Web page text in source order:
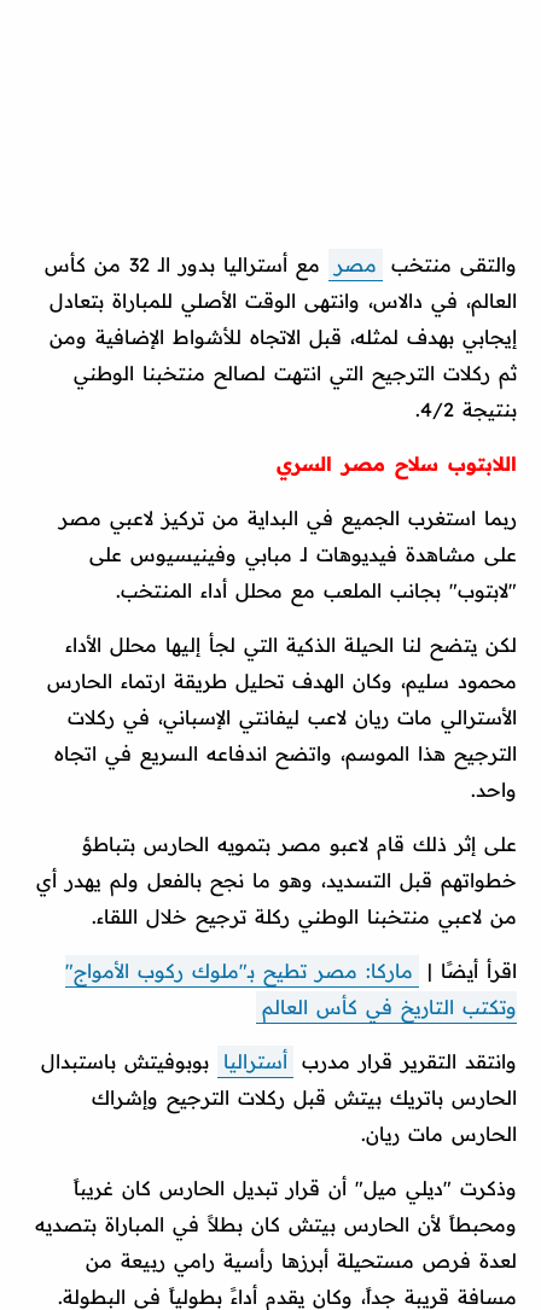
والتقى منتخب مصر
مع أستراليا بدور الـ 32 من كأس
العالم، في دالاس، وانتهى الوقت الأصلي للمباراة بتعادل
إيجابي بهدف لمثله، قبل الاتجاه للأشواط الإضافية ومن
ثم ركلات الترجيح التي انتهت لصالح منتخبنا الوطني
بنتيجة 4/2.
اللابتوب سلاح مصر السري
ربما استغرب الجميع في البداية من تركيز لاعبي مصر
على مشاهدة فيديوهات لـ مبابي وفينيسيوس على
"لابتوب" بجانب الملعب مع محلل أداء المنتخب.
لكن يتضح لنا الحيلة الذكية التي لجأ إليها محلل الأداء
محمود سليم، وكان الهدف تحليل طريقة ارتماء الحارس
الأسترالي مات ريان لاعب ليفانتي الإسباني، في ركلات
الترجيح هذا الموسم، واتضح اندفاعه السريع في اتجاه
واحد.
على إثر ذلك قام لاعبو مصر بتمويه الحارس بتباطؤ
خطواتهم قبل التسديد، وهو ما نجح بالفعل ولم يهدر أي
من لاعبي منتخبنا الوطني ركلة ترجيح خلال اللقاء.
اقرأ أيضًا |
ماركا: مصر تطيح بـ"ملوك ركوب الأمواج"
وتكتب التاريخ في كأس العالم
وانتقد التقرير قرار مدرب أستراليا
بوبوفيتش باستبدال
الحارس باتريك بيتش قبل ركلات الترجيح وإشراك
الحارس مات ريان.
وذكرت "ديلي ميل" أن قرار تبديل الحارس كان غريباً
ومحبطاً لأن الحارس بيتش كان بطلاً في المباراة بتصديه
لعدة فرص مستحيلة أبرزها رأسية رامي ربيعة من
مسافة قريبة جداً، وكان يقدم أداءً بطولياً في البطولة.